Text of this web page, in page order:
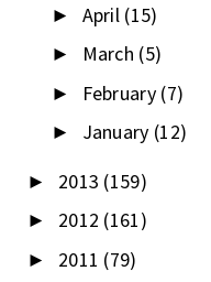
► April (15)
► March (5)
► February (7)
► January (12)
► 2013 (159)
► 2012 (161)
► 2011 (79)